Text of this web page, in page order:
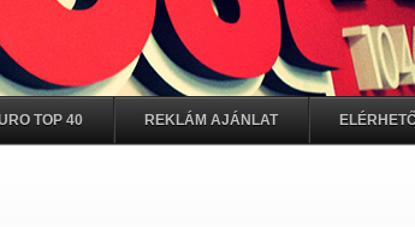
TOP 40 REKLÁM AJÁNLAT